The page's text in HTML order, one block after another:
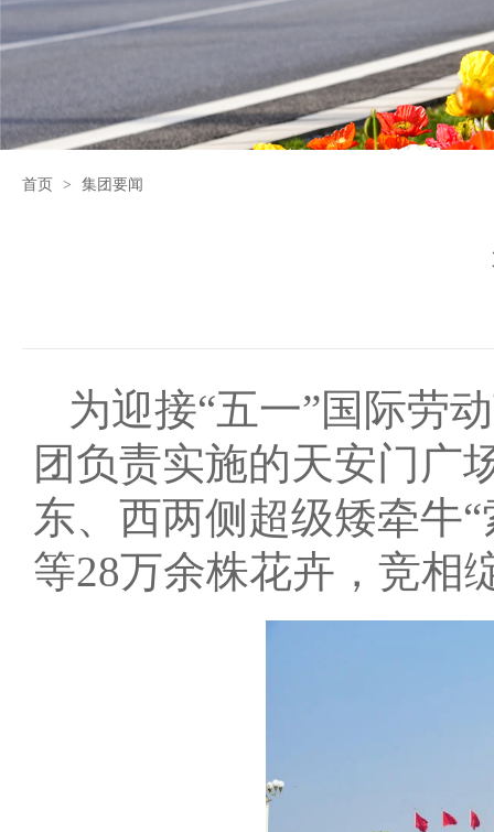
首页 > 集团要闻
为迎接“五一”国际劳
团负责实施的天安门广
东、西两侧超级矮牵牛
等28万余株花卉，竞相